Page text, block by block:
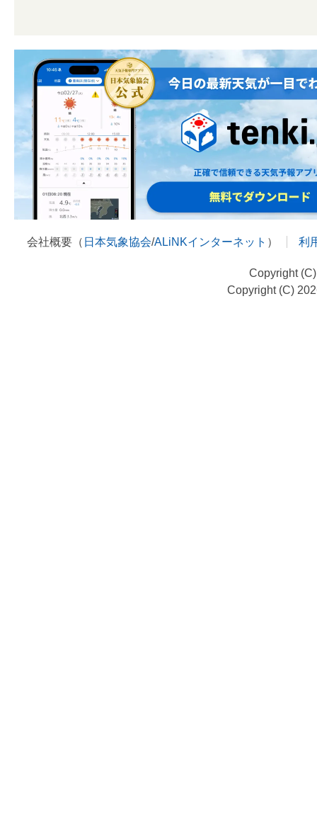
会社概要（ 日本気象協会/ALiNKインターネット ） 利
Copyright
Copyright (C)